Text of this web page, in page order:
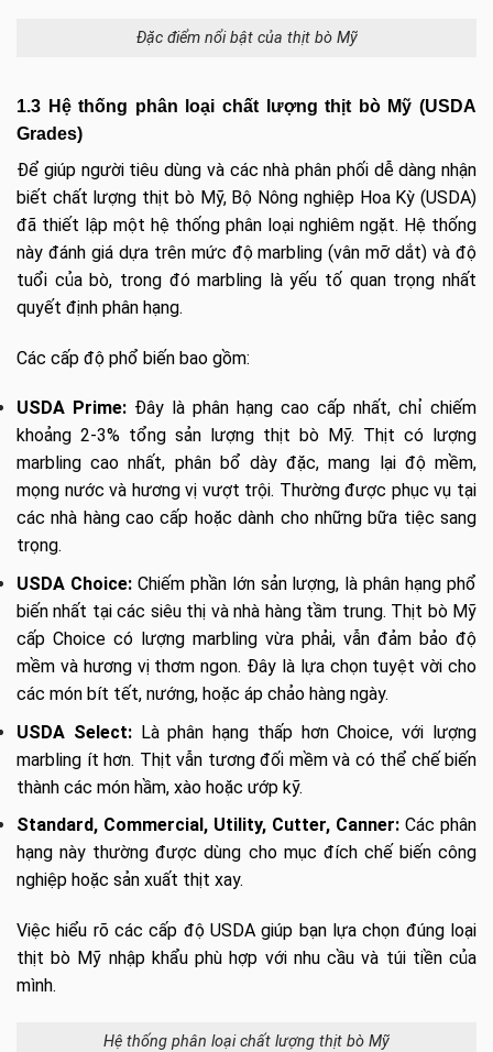
Đặc điểm nổi bật của thịt bò Mỹ
1.3 Hệ thống phân loại chất lượng thịt bò Mỹ (USDA
Grades)
Để giúp người tiêu dùng và các nhà phân phối dễ dàng nhận
biết chất lượng thịt bò Mỹ, Bộ Nông nghiệp Hoa Kỳ (USDA)
đã thiết lập một hệ thống phân loại nghiêm ngặt. Hệ thống
này đánh giá dựa trên mức độ marbling (vân mỡ dắt) và độ
tuổi của bò, trong đó marbling là yếu tố quan trọng nhất
quyết định phân hạng.
Các cấp độ phổ biến bao gồm:
USDA Prime: Đây là phân hạng cao cấp nhất, chỉ chiếm
khoảng 2-3% tổng sản lượng thịt bò Mỹ. Thịt có lượng
marbling cao nhất, phân bổ dày đặc, mang lại độ mềm,
mọng nước và hương vị vượt trội. Thường được phục vụ tại
các nhà hàng cao cấp hoặc dành cho những bữa tiệc sang
trọng.
USDA Choice:Chiếm phần lớn sản lượng, là phân hạng phổ
biến nhất tại các siêu thị và nhà hàng tầm trung. Thịt bò Mỹ
cấp Choice có lượng marbling vừa phải, vẫn đảm bảo độ
mềm và hương vị thơm ngon. Đây là lựa chọn tuyệt vời cho
các món bít tết, nướng, hoặc áp chảo hàng ngày.
USDA Select:Là phân hạng thấp hơn Choice, với lượng
marbling ít hơn. Thịt vẫn tương đối mềm và có thể chế biến
thành các món hầm, xào hoặc ướp kỹ.
Standard, Commercial, Utility, Cutter, Canner: Các phân
hạng này thường được dùng cho mục đích chế biến công
nghiệp hoặc sản xuất thịt xay.
Việc hiểu rõ các cấp độ USDA giúp bạn lựa chọn đúng loại
thịt bò Mỹ nhập khẩu phù hợp với nhu cầu và túi tiền của
mình.
Hệ thống phân loại chất lượng thịt bò Mỹ